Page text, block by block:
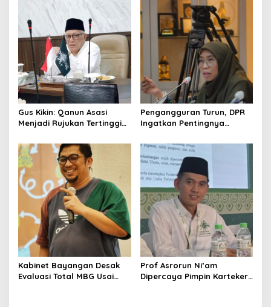
Gus Kikin: Qanun Asasi
Menjadi Rujukan Tertinggi
Pengangguran Turun, DPR
Ingatkan Pentingnya
yang Layak
Kabinet Bayangan Desak
Evaluasi Total MBG Usai
Prof Asrorun Ni’am
Dipercaya Pimpin Karteker